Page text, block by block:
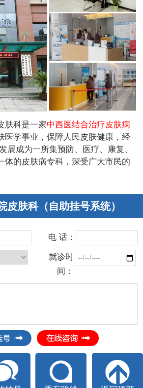
肤科是一家中西医结合治疗皮肤病
医学事业，保障人民皮肤健康，经
展成为一所集预防、医疗、康复、
体的皮肤病专科，深受广大市民的
皮肤科（自助挂号系统）
电 话：
就诊时
间：